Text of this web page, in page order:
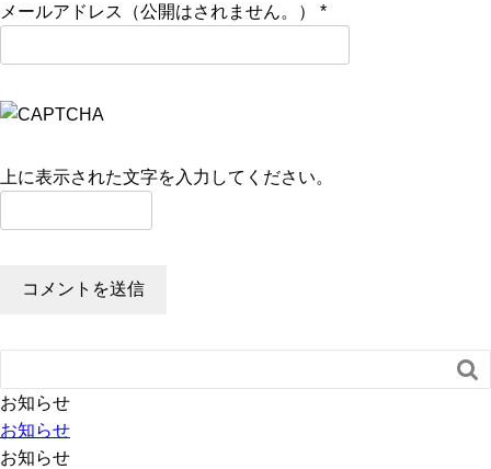
メールアドレス（公開はされません。） *
上に表示された文字を入力してください。

お知らせ
お知らせ
お知らせ